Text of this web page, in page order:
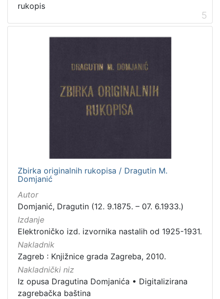
rukopis
5
Zbirka originalnih rukopisa / Dragutin M.
Domjanić
Autor
Domjanić, Dragutin (12. 9.1875. – 07. 6.1933.)
Izdanje
Elektroničko izd. izvornika nastalih od 1925-1931.
Nakladnik
Zagreb : Knjižnice grada Zagreba, 2010.
Nakladnički niz
Iz opusa Dragutina Domjanića • Digitalizirana
zagrebačka baština